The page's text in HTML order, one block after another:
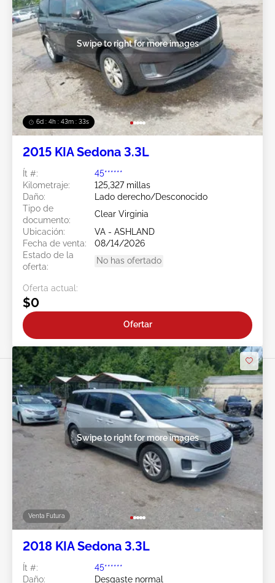
6d : 4h : 43m : 30s
Swipe to right for more images
2015 KIA Sedona 3.3L
Ít #:
45******
Kilometraje:
125,327 millas
Daño:
Lado derecho/Desconocido
Tipo de
documento:
Clear Virginia
Ubicación:
VA - ASHLAND
Fecha de venta:
08/14/2026
Estado de la
oferta:
No has ofertado
Oferta actual:
$0
Ofertar
Venta Futura
Swipe to right for more images
2018 KIA Sedona 3.3L
Ít #:
45******
Daño:
Desgaste normal